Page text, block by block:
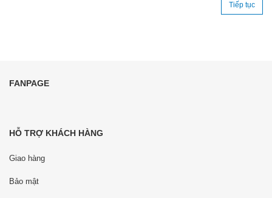
Tiếp tục
FANPAGE
HỖ TRỢ KHÁCH HÀNG
Giao hàng
Bảo mật